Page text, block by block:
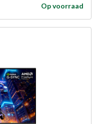
Op voorraad